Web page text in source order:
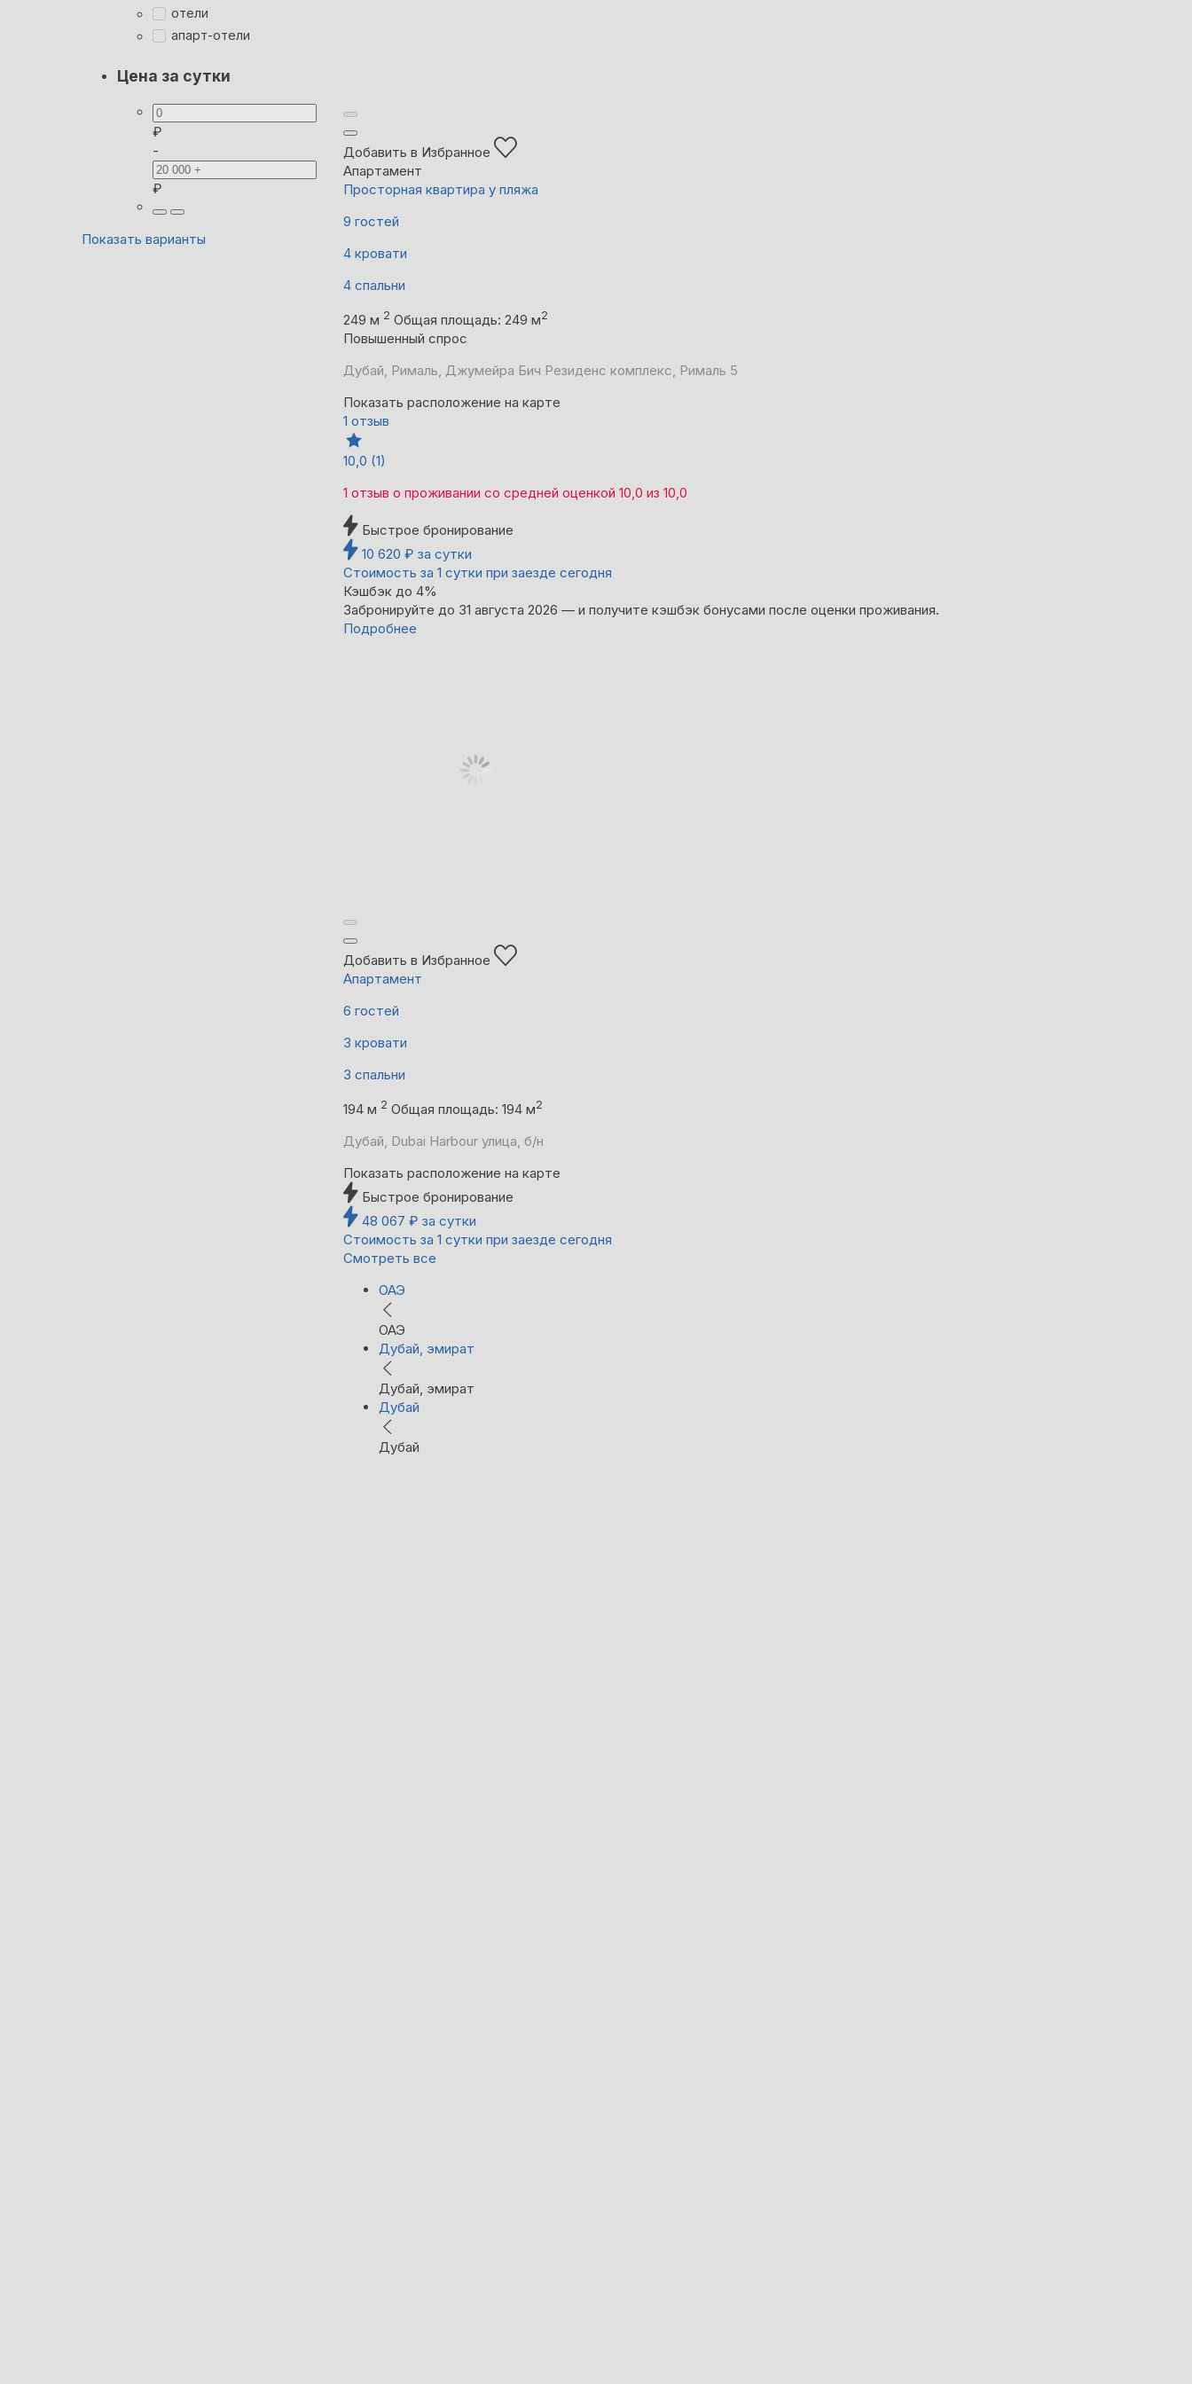
отели
апарт-отели
Цена за сутки
₽
-
₽
Показать варианты
Добавить в Избранное
Апартамент
Просторная квартира у пляжа
9 гостей
4 кровати
4 спальни
249 м 2 Общая площадь: 249 м2
Повышенный спрос
Дубай, Рималь, Джумейра Бич Резиденс комплекс, Рималь 5
Показать расположение на карте
1 отзыв
10,0 (1)
1 отзыв о проживании со средней оценкой 10,0 из 10,0
Быстрое бронирование
10 620 ₽ за сутки
Стоимость за 1 сутки при заезде сегодня
Кэшбэк до 4%
Забронируйте до 31 августа 2026 — и получите кэшбэк бонусами после оценки проживания.
Подробнее
Добавить в Избранное
Апартамент
6 гостей
3 кровати
3 спальни
194 м 2 Общая площадь: 194 м2
Дубай, Dubai Harbour улица, б/н
Показать расположение на карте
Быстрое бронирование
48 067 ₽ за сутки
Стоимость за 1 сутки при заезде сегодня
Смотреть все
ОАЭ
ОАЭ
Дубай, эмират
Дубай, эмират
Дубай
Дубай